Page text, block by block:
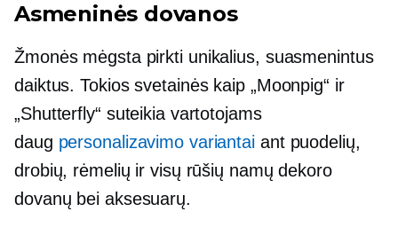
Asmeninės dovanos
Žmonės mėgsta pirkti unikalius, suasmenintus
daiktus. Tokios svetainės kaip „Moonpig“ ir
„Shutterfly“ suteikia vartotojams
daug personalizavimo variantai ant puodelių,
drobių, rėmelių ir visų rūšių namų dekoro
dovanų bei aksesuarų.